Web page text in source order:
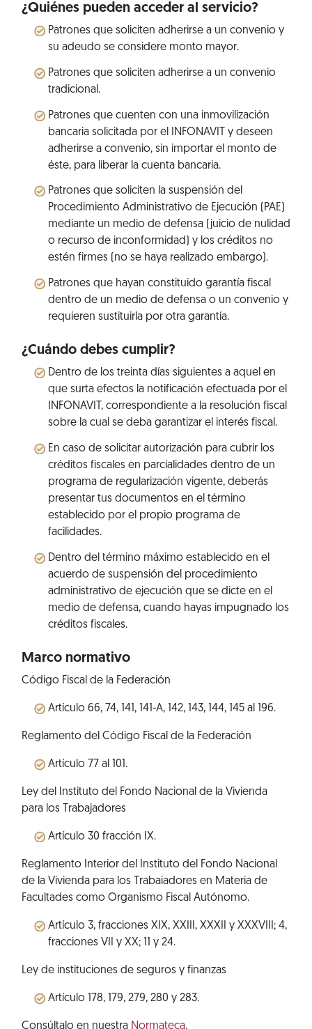
¿Quiénes pueden acceder al servicio?
Patrones que soliciten adherirse a un convenio y
su adeudo se considere monto mayor.
Patrones que soliciten adherirse a un convenio
tradicional.
Patrones que cuenten con una inmovilización
bancaria solicitada por el INFONAVIT y deseen
adherirse a convenio, sin importar el monto de
éste, para liberar la cuenta bancaria.
Patrones que soliciten la suspensión del
Procedimiento Administrativo de Ejecución (PAE)
mediante un medio de defensa (juicio de nulidad
o recurso de inconformidad) y los créditos no
estén firmes (no se haya realizado embargo).
Patrones que hayan constituido garantía fiscal
dentro de un medio de defensa o un convenio y
requieren sustituirla por otra garantía.
¿Cuándo debes cumplir?
Dentro de los treinta días siguientes a aquel en
que surta efectos la notificación efectuada por el
INFONAVIT, correspondiente a la resolución fiscal
sobre la cual se deba garantizar el interés fiscal.
En caso de solicitar autorización para cubrir los
créditos fiscales en parcialidades dentro de un
programa de regularización vigente, deberás
presentar tus documentos en el término
establecido por el propio programa de
facilidades.
Dentro del término máximo establecido en el
acuerdo de suspensión del procedimiento
administrativo de ejecución que se dicte en el
medio de defensa, cuando hayas impugnado los
créditos fiscales.
Marco normativo
Código Fiscal de la Federación
Artículo 66, 74, 141, 141-A, 142, 143, 144, 145 al 196.
Reglamento del Código Fiscal de la Federación
Artículo 77 al 101.
Ley del Instituto del Fondo Nacional de la Vivienda
para los Trabajadores
Artículo 30 fracción IX.
Reglamento Interior del Instituto del Fondo Nacional
de la Vivienda para los Trabaiadores en Materia de
Facultades como Organismo Fiscal Autónomo.
Artículo 3, fracciones XIX, XXIII, XXXII y XXXVIII; 4,
fracciones VII y XX; 11 y 24.
Ley de instituciones de seguros y finanzas
Artículo 178, 179, 279, 280 y 283.
Consúltalo en nuestra Normateca.